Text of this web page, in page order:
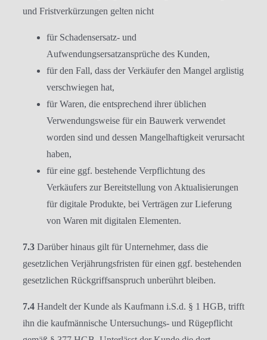
und Fristverkürzungen gelten nicht
für Schadensersatz- und
Aufwendungsersatzansprüche des Kunden,
für den Fall, dass der Verkäufer den Mangel arglistig
verschwiegen hat,
für Waren, die entsprechend ihrer üblichen
Verwendungsweise für ein Bauwerk verwendet
worden sind und dessen Mangelhaftigkeit verursacht
haben,
für eine ggf. bestehende Verpflichtung des
Verkäufers zur Bereitstellung von Aktualisierungen
für digitale Produkte, bei Verträgen zur Lieferung
von Waren mit digitalen Elementen.
7.3 Darüber hinaus gilt für Unternehmer, dass die
gesetzlichen Verjährungsfristen für einen ggf. bestehenden
gesetzlichen Rückgriffsanspruch unberührt bleiben.
7.4 Handelt der Kunde als Kaufmann i.S.d. § 1 HGB, trifft
ihn die kaufmännische Untersuchungs- und Rügepflicht